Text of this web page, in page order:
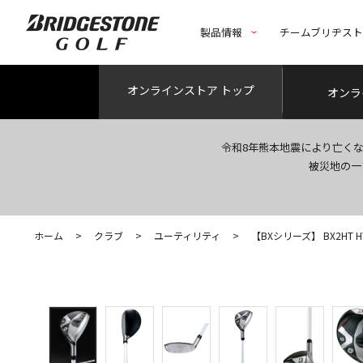
製品情報 チームブリヂス
オンラインストア トップ オン
令和8年熊本地震により亡く
被災地の
ホーム > クラブ > ユーティリティ > 【BXシリーズ】